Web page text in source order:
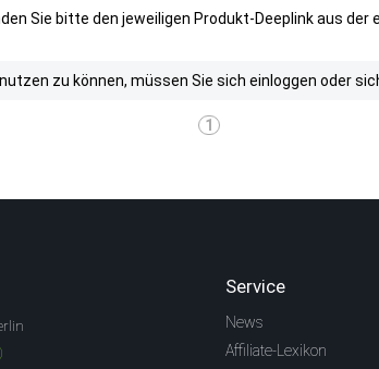
Sie bitte den jeweiligen Produkt-Deeplink aus der
zu können, müssen Sie sich einloggen oder
1
Service
News
Affiliate-Lexikon